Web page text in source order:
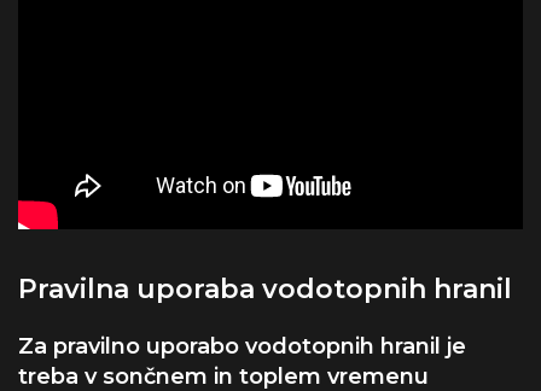
Pravilna uporaba vodotopnih hranil
Za pravilno uporabo vodotopnih hranil je
treba v sončnem in toplem vremenu